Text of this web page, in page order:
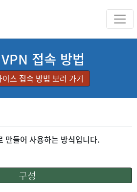
접속 방법
스 접속 방법 보러 가기
만들어 사용하는 방식입니다.
구성